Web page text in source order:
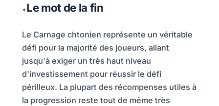
Le mot de la fin
Le Carnage chtonien représente un véritable
défi pour la majorité des joueurs, allant
jusqu'à exiger un très haut niveau
d'investissement pour réussir le défi
périlleux. La plupart des récompenses utiles à
la progression reste tout de même très